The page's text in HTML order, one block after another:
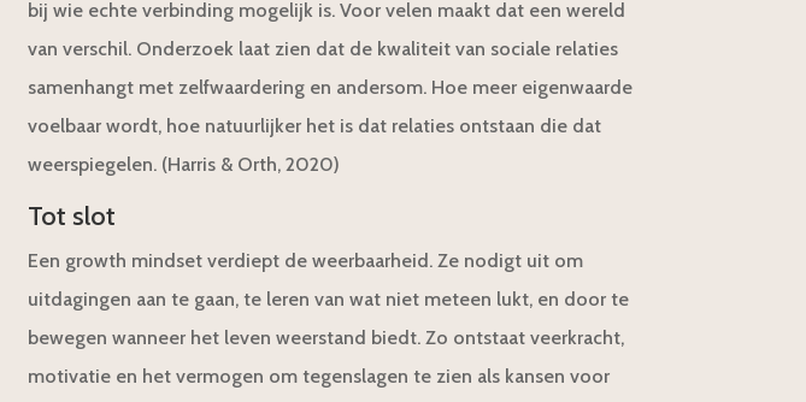
bij wie echte verbinding mogelijk is. Voor velen maakt dat een wereld
van verschil. Onderzoek laat zien dat de kwaliteit van sociale relaties
samenhangt met zelfwaardering en andersom. Hoe meer eigenwaarde
voelbaar wordt, hoe natuurlijker het is dat relaties ontstaan die dat
weerspiegelen. (Harris & Orth, 2020)
Tot slot
Een growth mindset verdiept de weerbaarheid. Ze nodigt uit om
uitdagingen aan te gaan, te leren van wat niet meteen lukt, en door te
bewegen wanneer het leven weerstand biedt. Zo ontstaat veerkracht,
motivatie en het vermogen om tegenslagen te zien als kansen voor